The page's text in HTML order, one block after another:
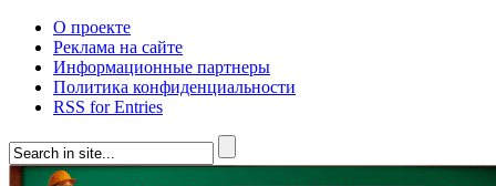
О проекте
Реклама на сайте
Информационные партнеры
Политика конфиденциальности
RSS for Entries